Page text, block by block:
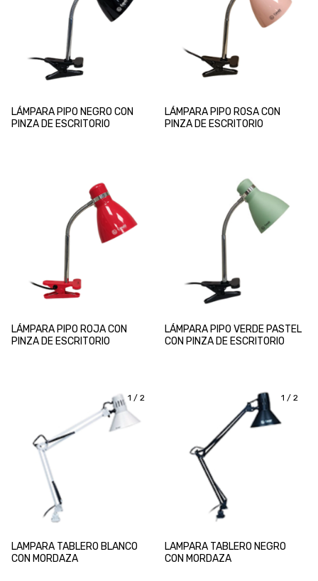
LÁMPARA PIPO NEGRO CON
PINZA DE ESCRITORIO
LÁMPARA PIPO ROSA CON
PINZA DE ESCRITORIO
LÁMPARA PIPO ROJA CON
PINZA DE ESCRITORIO
LÁMPARA PIPO VERDE PASTEL
CON PINZA DE ESCRITORIO
1 / 2
LAMPARA TABLERO BLANCO
CON MORDAZA
1 / 2
LAMPARA TABLERO NEGRO
CON MORDAZA